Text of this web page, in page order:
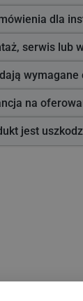
dla
serwis lub
wymagane
na
jest